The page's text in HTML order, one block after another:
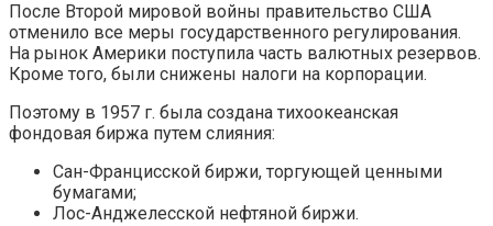
После Второй мировой войны правительство США
отменило все меры государственного регулирования.
На рынок Америки поступила часть валютных резервов.
Кроме того, были снижены налоги на корпорации.
Поэтому в 1957 г. была создана тихоокеанская
фондовая биржа путем слияния:
Сан-Францисской биржи, торгующей ценными
бумагами;
Лос-Анджелесской нефтяной биржи.